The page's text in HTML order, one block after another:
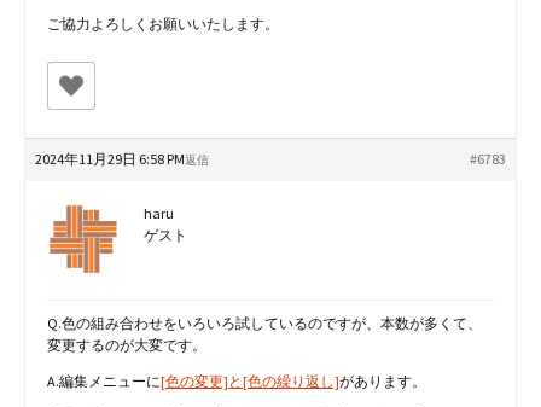
ご協力よろしくお願いいたします。
2024年11月29日 6:58 PM #6783
返信
haru
ゲスト
Q.色の組み合わせをいろいろ試しているのですが、本数が多くて、
変更するのが大変です。
A.編集メニューに[色の変更]と[色の繰り返し]があります。